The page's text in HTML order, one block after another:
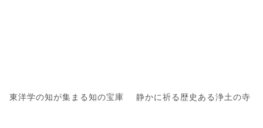
東洋学の知が集まる知の宝庫 静かに祈る歴史ある浄土の寺